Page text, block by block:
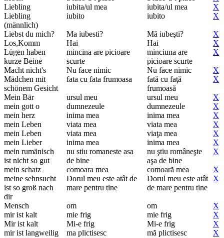
Liebling
iubita/ul mea iubita/ul mea
X
Liebling
(männlich)
iubito iubito X
Liebst du mich? Ma iubesti? Mă iubeşti?
X
Los,Komm
Hai Hai
X
Lügen haben
kurze Beine
mincina are picioare
scurte
minciuna are
picioare scurte
X
Macht nicht's Nu face nimic Nu face nimic
X
Mädchen mit
schönem Gesicht
fata cu fata frumoasa
fată cu faţă
frumoasă
X
Mein Bär ursul meu ursul meu
X
mein gott o
dumnezeule dumnezeule
X
mein herz
inima mea inima mea
X
mein Leben
viata mea viata mea
X
mein Leben
viata mea viaţa mea
X
mein Lieber
inima mea inima mea
X
mein rumänisch
ist nicht so gut
nu stiu romaneste asa
de bine
nu ştiu româneşte
aşa de bine
X
mein schatz comoara mea comoară mea
X
meine sehnsucht
ist so groß nach
dir
Dorul meu este atât de
mare pentru tine
Dorul meu este atât
de mare pentru tine
X
Mensch om om
X
mir ist kalt
mie frig mie frig
X
Mir ist kalt
Mi-e frig Mi-e frig
X
mir ist langweilig
ma plictisesc mă plictisesc
X